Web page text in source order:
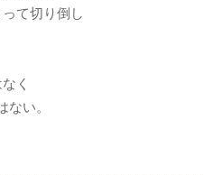
て切り倒し
く
い。